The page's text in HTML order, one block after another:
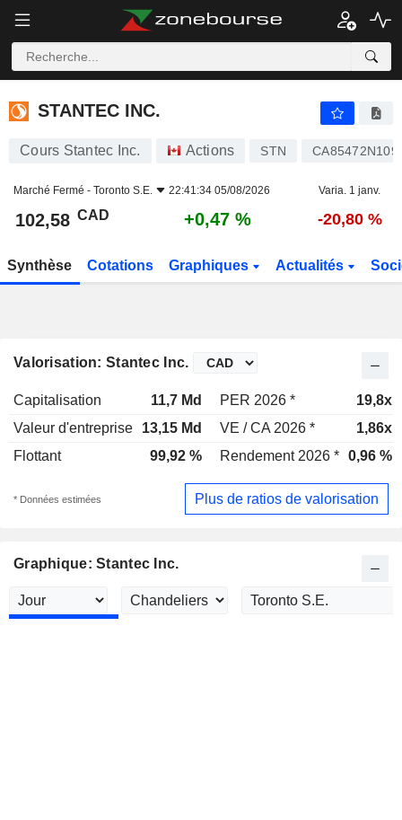
STANTEC INC.
STANTEC INC.
Cours Stantec Inc. Actions STN
Marché Fermé - Toronto S.E. 22:41:34 05/08/2026 Varia. 1 janv.
102,58 CAD +0,47 % -20,80 %
Synthèse Cotations Graphiques Actualités
Valorisation: Stantec Inc.
Capitalisation 11,7 Md PER 2026 *
19,8x
Valeur d'entreprise
13,15 Md VE / CA 2026 *
1,86x
Flottant
99,92 % Rendement 2026 * 0,96 %
* Données estimées Plus de ratios de valorisation
Graphique: Stantec Inc.